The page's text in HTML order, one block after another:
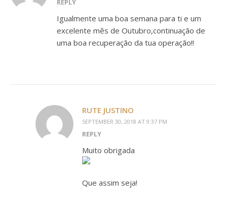
REPLY
Igualmente uma boa semana para ti e um
excelente mês de Outubro,continuação de
uma boa recuperação da tua operação!!
RUTE JUSTINO
SEPTEMBER 30, 2018 AT 9:37 PM
REPLY
Muito obrigada
Que assim seja!